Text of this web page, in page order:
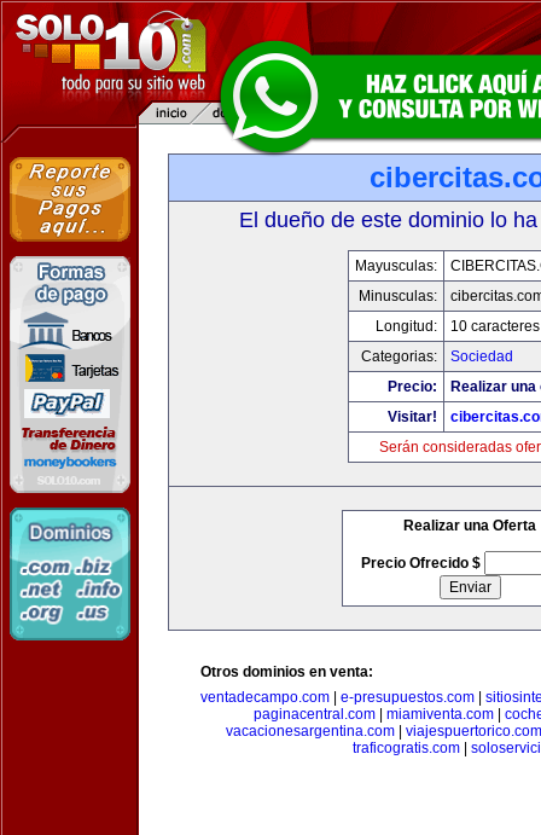
El dueño de este dominio lo
Mayusculas:
Minusculas:
Longitud:
10 caracteres
Categorias:
Sociedad
Precio:
Realizar
Visitar!
Serán consideradas
Realizar una Oferta
Precio Ofrecido $
Otros dominios en venta:
ventadecampo.com
e-presupuestos.com
paginacentral.com| miamiventa.com|
vacacionesargentina.com
viajespuertorico.com
traficogratis.com|